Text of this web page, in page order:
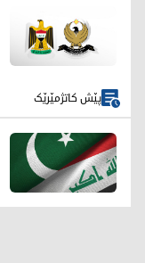
پێش کاتژمێرێک